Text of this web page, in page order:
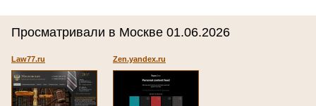
Просматривали в Москве 01.06.2026
Law77.ru Zen.yandex.ru